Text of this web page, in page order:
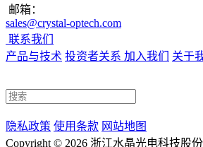
邮箱：
sales@crystal-optech.com
联系我们
产品与技术 投资者关系 加入我们 关于
隐私政策 使用条款 网站地图
Copyright © 2026 浙江水晶光电科技股